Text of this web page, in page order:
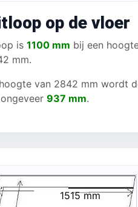
op de vloer
is 1100 mm bij een
mm.
van 2842 mm wordt
937 mm.
1515 mm